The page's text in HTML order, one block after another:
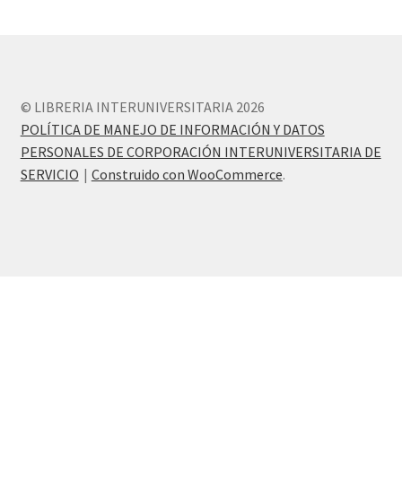
© LIBRERIA INTERUNIVERSITARIA 2026
POLÍTICA DE MANEJO DE INFORMACIÓN Y DATOS
PERSONALES DE CORPORACIÓN INTERUNIVERSITARIA DE
SERVICIO
Construido con WooCommerce.